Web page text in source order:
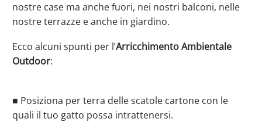
nostre case ma anche fuori, nei nostri balconi, nelle
nostre terrazze e anche in giardino.
Ecco alcuni spunti per l’Arricchimento Ambientale
Outdoor:
■ Posiziona per terra delle scatole cartone con le
quali il tuo gatto possa intrattenersi.⠀